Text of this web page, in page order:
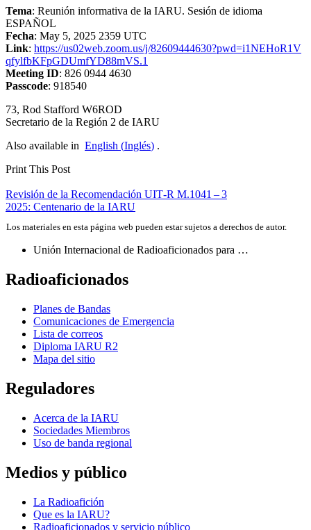
Tema: Reunión informativa de la IARU. Sesión de idioma
ESPAÑOL
Fecha: May 5, 2025 2359 UTC
Link: https://​us02web​.zoom​.us/​j​/​8​2​6​0​9​4​4​4​6​3​0​?​p​w​d​=​i​1​N​E​H​o​R​1​V​
q​f​y​l​f​b​K​F​p​G​D​U​m​f​Y​D​8​8​m​V​S.1
Meeting ID: 826 0944 4630
Passcode: 918540
73, Rod Stafford W6ROD
Secretario de la Región 2 de IARU
Also available in English (Inglés) .
Print This Post
Navegación
de
entradas
Revisión de la Recomendación UIT‑R M.1041 – 3
2025: Centenario de la IARU
Los materiales en esta página web pueden estar sujetos a derechos de autor.
Unión Internacional de Radioaficionados para …
Radioaficionados
Planes de Bandas
Comunicaciones de Emergencia
Lista de correos
Diploma IARU R2
Mapa del sitio
Reguladores
Acerca de la IARU
Sociedades Miembros
Uso de banda regional
Medios y público
La Radioafición
Que es la IARU?
Radioaficionados y servicio público